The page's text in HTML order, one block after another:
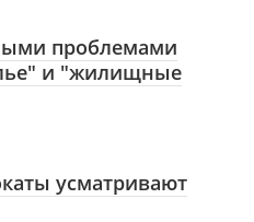
проблемами
и "жилищные
усматривают